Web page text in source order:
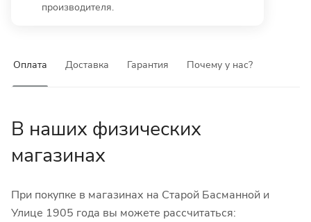
производителя.
Оплата Доставка Гарантия Почему у нас?
В наших физических
магазинах
При покупке в магазинах на Старой Басманной и
Улице 1905 года вы можете рассчитаться: